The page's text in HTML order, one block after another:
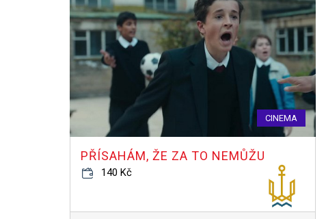
CINEMA
PŘÍSAHÁM, ŽE ZA TO NEMŮŽU
140 Kč